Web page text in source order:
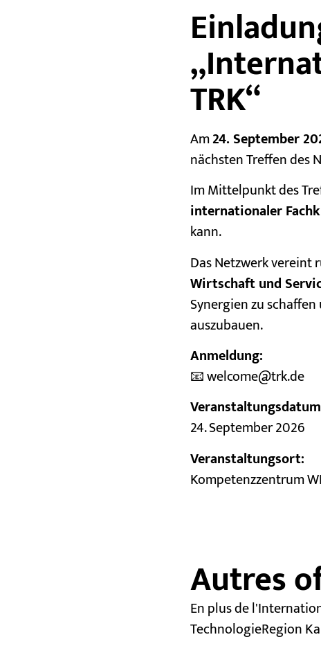
TRK“
Am24. September
nächsten Treffen des
Im Mittelpunkt des
internationaler
kann.
Das Netzwerk vereint
Wirtschaft und
Synergien zu
auszubauen.
Anmeldung:
📧 welcome@trk.de
24. September 2026
Veranstaltungsort:
Kompetenzzentrum
Autres
En plus de
TechnologieRegion